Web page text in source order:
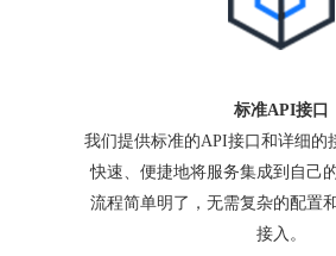
标准API接口
我们提供标准的API接口和详细的
快速、便捷地将服务集成到自己
流程简单明了，无需复杂的配置
接入。